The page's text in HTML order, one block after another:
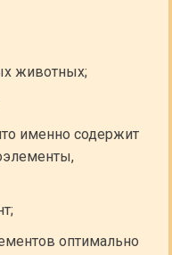
животных;
именно содержит
оптимально